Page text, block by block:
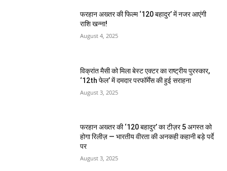
फरहान अख्तर की फिल्म ‘120 बहादुर’ में नजर आएंगी
राशि खन्ना!
August 4, 2025
विक्रांत मैसी को मिला बेस्ट एक्टर का राष्ट्रीय पुरस्कार,
‘12th फेल’ में दमदार परफॉर्मेंस की हुई सराहना
August 3, 2025
फरहान अख्तर की ‘120 बहादुर’ का टीज़र 5 अगस्त को
होगा रिलीज़ — भारतीय वीरता की अनकही कहानी बड़े पर्दे
पर
August 3, 2025